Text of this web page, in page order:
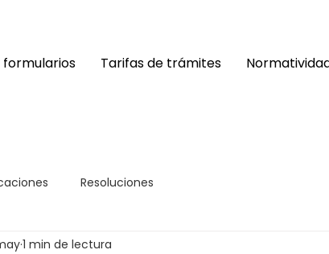
Tarifas de trámites
Resoluciones
1 min de lectura